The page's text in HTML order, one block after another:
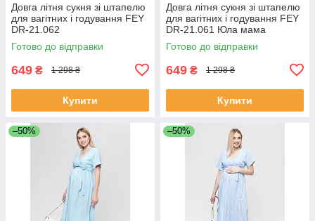
Довга літня сукня зі штапелю
для вагітних і годування FEY
DR-21.062
Готово до відправки
649 ₴ 1 298 ₴
Купити
Довга літня сукня зі штапелю
для вагітних і годування FEY
DR-21.061 Юла мама
Готово до відправки
649 ₴ 1 298 ₴
Купити
–50% –50%